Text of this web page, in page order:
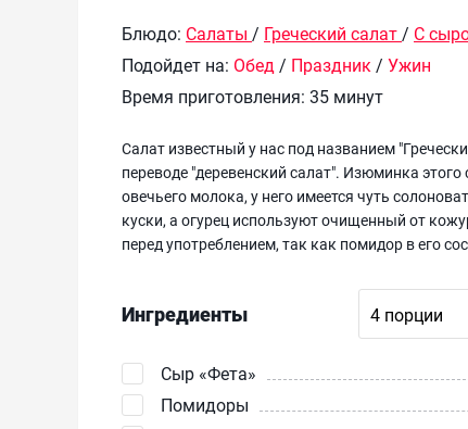
Блюдо: Салаты / Греческий салат/ С
Подойдет на: Обед/ Праздник/ Ужин
Время приготовления: 35 минут
Салат известный у нас под названием
переводе "деревенский салат". Изюминка
овечьего молока, у него имеется чуть
куски, а огурец используют очищенный от
перед употреблением, так как помидор в его
Ингредиенты
Сыр «Фета»‎
Помидоры